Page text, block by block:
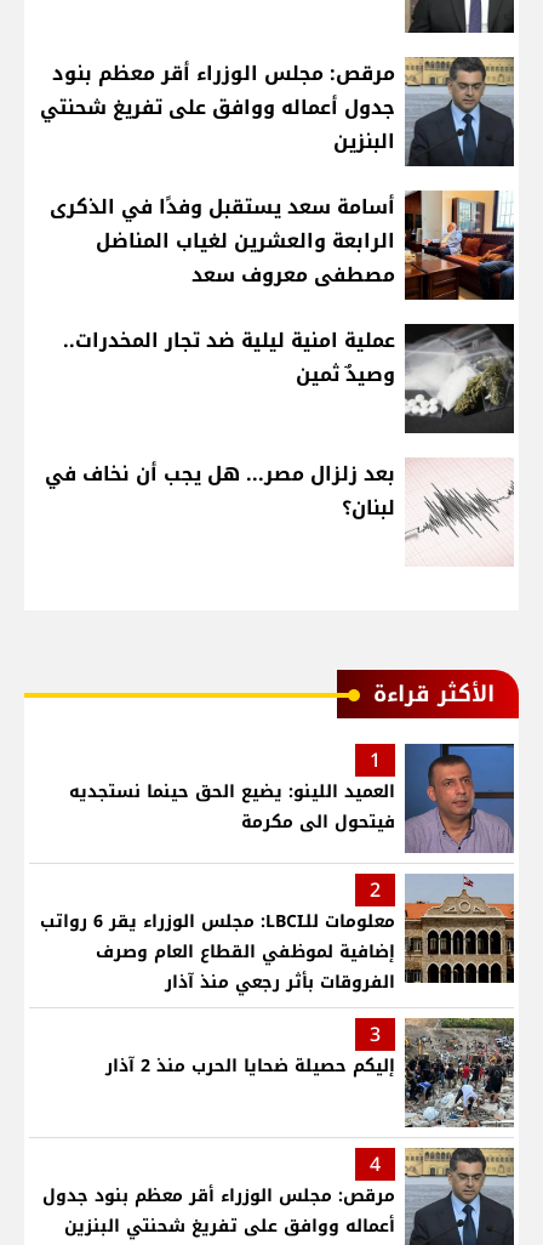
مرقص: مجلس الوزراء أقر معظم بنود
جدول أعماله ووافق على تفريغ شحنتي
البنزين
أسامة سعد يستقبل وفدًا في الذكرى
الرابعة والعشرين لغياب المناضل
مصطفى معروف سعد
عملية امنية ليلية ضد تجار المخدرات..
وصيدٌ ثمين
بعد زلزال مصر... هل يجب أن نخاف في
لبنان؟
الأكثر قراءة
1
العميد اللينو: يضيع الحق حينما نستجديه
فيتحول الى مكرمة
2
معلومات للـLBCI: مجلس الوزراء يقر 6 رواتب
إضافية لموظفي القطاع العام وصرف
الفروقات بأثر رجعي منذ آذار
3
إليكم حصيلة ضحايا الحرب منذ 2 آذار
4
مرقص: مجلس الوزراء أقر معظم بنود جدول
أعماله ووافق على تفريغ شحنتي البنزين